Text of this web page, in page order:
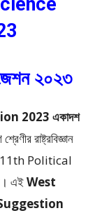
২০২৩
2023 একাদশ
রাষ্ট্রবিজ্ঞান
11th Political
এইWest